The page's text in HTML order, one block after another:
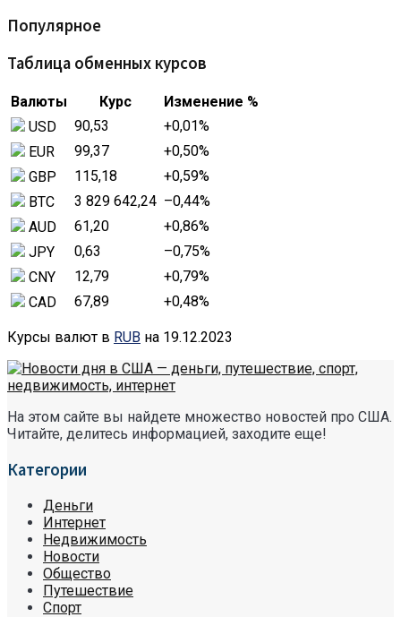
Популярное
Таблица обменных курсов
Валюты Курс
Изменение %
USD
90,53 +0,01%
EUR
99,37 +0,50%
GBP
115,18 +0,59%
BTC
3 829 642,24 –0,44%
AUD
61,20 +0,86%
JPY
0,63 –0,75%
CNY
12,79 +0,79%
CAD
67,89 +0,48%
Курсы валют в RUB на 19.12.2023
На этом сайте вы найдете множество новостей про США.
Читайте, делитесь информацией, заходите еще!
Категории
Деньги
Интернет
Недвижимость
Новости
Общество
Путешествие
Спорт